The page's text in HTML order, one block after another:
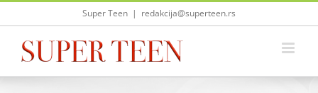
Skip
Super Teen | redakcija@superteen.rs